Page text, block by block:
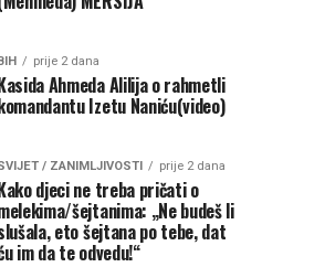
prije 2 dana
Ahmeda Alilija o rahmetli
Izetu Naniću(video)
/ ZANIMLJIVOSTI prije 2 dana
djeci ne treba pričati o
šejtanima: „Ne budeš li
eto šejtana po tebe, dat
im da te odvedu!“